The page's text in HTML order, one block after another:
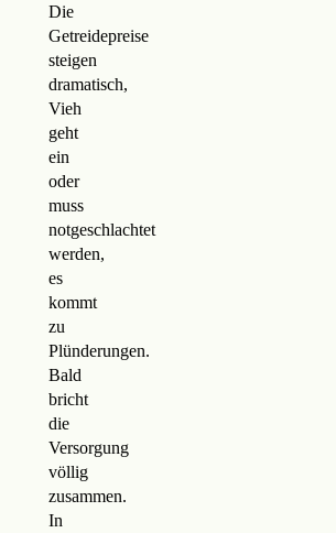
Die
Getreidepreise
steigen
dramatisch,
Vieh
geht
ein
oder
muss
notgeschlachtet
werden,
es
kommt
zu
Plünderungen.
Bald
bricht
die
Versorgung
völlig
zusammen.
In